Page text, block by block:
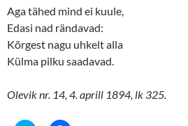
Aga tähed mind ei kuule,
Edasi nad rändavad:
Kõrgest nagu uhkelt alla
Külma pilku saadavad.
Olevik nr. 14, 4. aprill 1894, lk 325.